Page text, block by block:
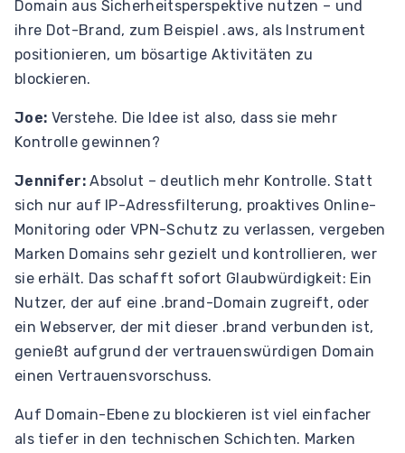
Domain aus Sicherheitsperspektive nutzen – und
ihre Dot-Brand, zum Beispiel .aws, als Instrument
positionieren, um bösartige Aktivitäten zu
blockieren.
Joe: Verstehe. Die Idee ist also, dass sie mehr
Kontrolle gewinnen?
Jennifer:Absolut – deutlich mehr Kontrolle. Statt
sich nur auf IP-Adressfilterung, proaktives Online-
Monitoring oder VPN-Schutz zu verlassen, vergeben
Marken Domains sehr gezielt und kontrollieren, wer
sie erhält. Das schafft sofort Glaubwürdigkeit: Ein
Nutzer, der auf eine .brand-Domain zugreift, oder
ein Webserver, der mit dieser .brand verbunden ist,
genießt aufgrund der vertrauenswürdigen Domain
einen Vertrauensvorschuss.
Auf Domain-Ebene zu blockieren ist viel einfacher
als tiefer in den technischen Schichten. Marken